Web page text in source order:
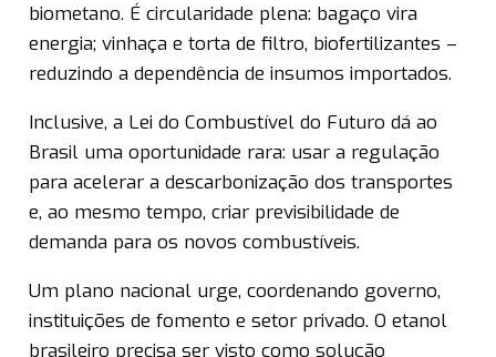
biometano. É circularidade plena: bagaço vira
energia; vinhaça e torta de filtro, biofertilizantes –
reduzindo a dependência de insumos importados.
Inclusive, a Lei do Combustível do Futuro dá ao
Brasil uma oportunidade rara: usar a regulação
para acelerar a descarbonização dos transportes
e, ao mesmo tempo, criar previsibilidade de
demanda para os novos combustíveis.
Um plano nacional urge, coordenando governo,
instituições de fomento e setor privado. O etanol
brasileiro precisa ser visto como solução